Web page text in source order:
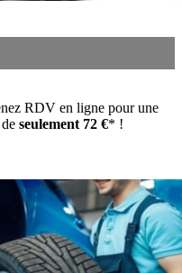
RDV en ligne pour une
seulement 72 €* !